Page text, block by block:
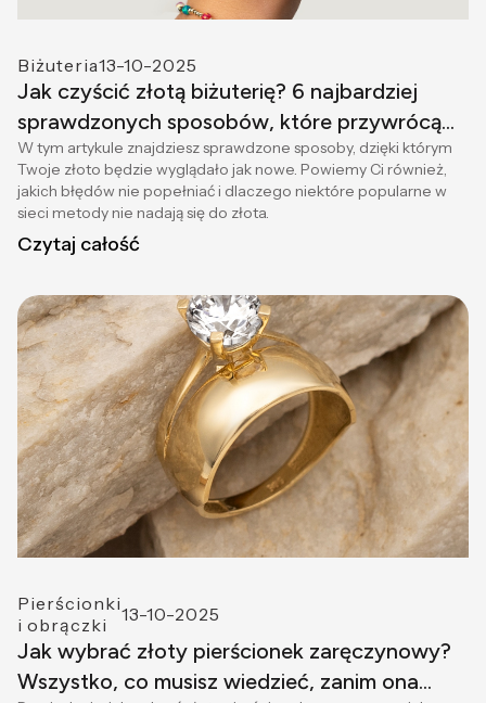
Biżuteria13-10-2025
Jak czyścić złotą biżuterię? 6 najbardziej
sprawdzonych sposobów, które przywrócą
jej blask.
W tym artykule znajdziesz sprawdzone sposoby, dzięki którym
Twoje złoto będzie wyglądało jak nowe. Powiemy Ci również,
jakich błędów nie popełniać i dlaczego niektóre popularne w
sieci metody nie nadają się do złota.
Czytaj całość
Pierścionki
i obrączki
13-10-2025
Jak wybrać złoty pierścionek zaręczynowy?
Wszystko, co musisz wiedzieć, zanim ona